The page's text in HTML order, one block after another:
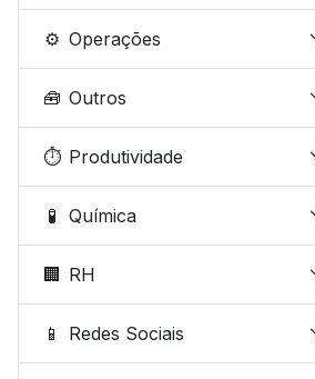
⚙️ Operações
🧰 Outros
⏱️ Produtividade
🧪 Química
🏢 RH
📱 Redes Sociais